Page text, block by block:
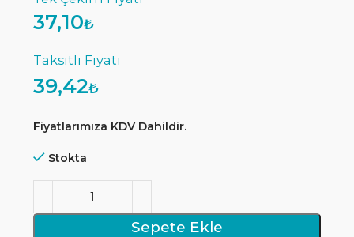
37,10₺
39,42₺
Fiyatlarımıza KDV Dahildir.
Stokta
Sepete Ekle